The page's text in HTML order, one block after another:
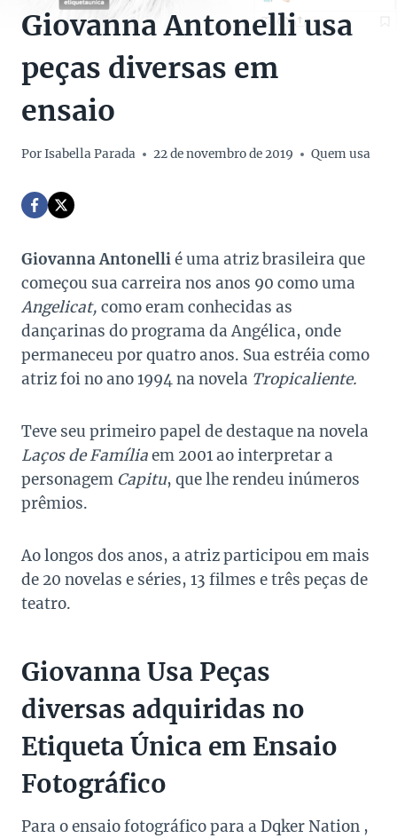
Giovanna Antonelli usa
peças diversas em
ensaio
PorIsabella Parada 22 de novembro de 2019 Quem usa
Giovanna Antonellié uma atriz brasileira que
começou sua carreira nos anos 90 como uma
Angelicat, como eram conhecidas as
dançarinas do programa da Angélica, onde
permaneceu por quatro anos. Sua estréia como
atriz foi no ano 1994 na novela Tropicaliente.
Teve seu primeiro papel de destaque na novela
Laços de Famíliaem 2001 ao interpretar a
personagem Capitu, que lhe rendeu inúmeros
prêmios.
Ao longos dos anos, a atriz participou em mais
de 20 novelas e séries, 13 filmes e três peças de
teatro.
Giovanna Usa Peças
diversas adquiridas no
Etiqueta Única em Ensaio
Fotográfico
Para o ensaio fotográfico para a Dqker Nation ,